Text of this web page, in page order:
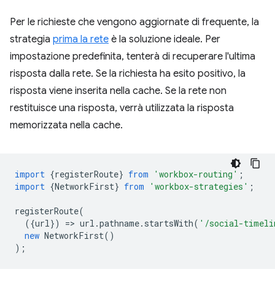
Per le richieste che vengono aggiornate di frequente, la
strategia prima la rete è la soluzione ideale. Per
impostazione predefinita, tenterà di recuperare l'ultima
risposta dalla rete. Se la richiesta ha esito positivo, la
risposta viene inserita nella cache. Se la rete non
restituisce una risposta, verrà utilizzata la risposta
memorizzata nella cache.
import {registerRoute} from 'workbox-routing' ;
import {NetworkFirst} from 'workbox-strategies' ;
registerRoute(
({url}) => url .pathname. startsWith( '/social-
new NetworkFirst()
);